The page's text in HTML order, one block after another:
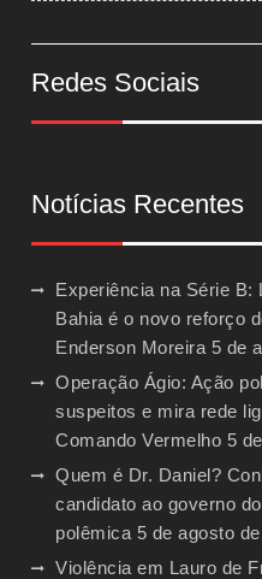
Redes Sociais
Notícias Recentes
Experiência na Série B:
Bahia é o novo reforço
Enderson Moreira 5 de
Operação Ágio: Ação
suspeitos e mira rede
Comando Vermelho 5
Quem é Dr. Daniel?
candidato ao governo
polêmica 5 de agosto
Violência em Lauro de